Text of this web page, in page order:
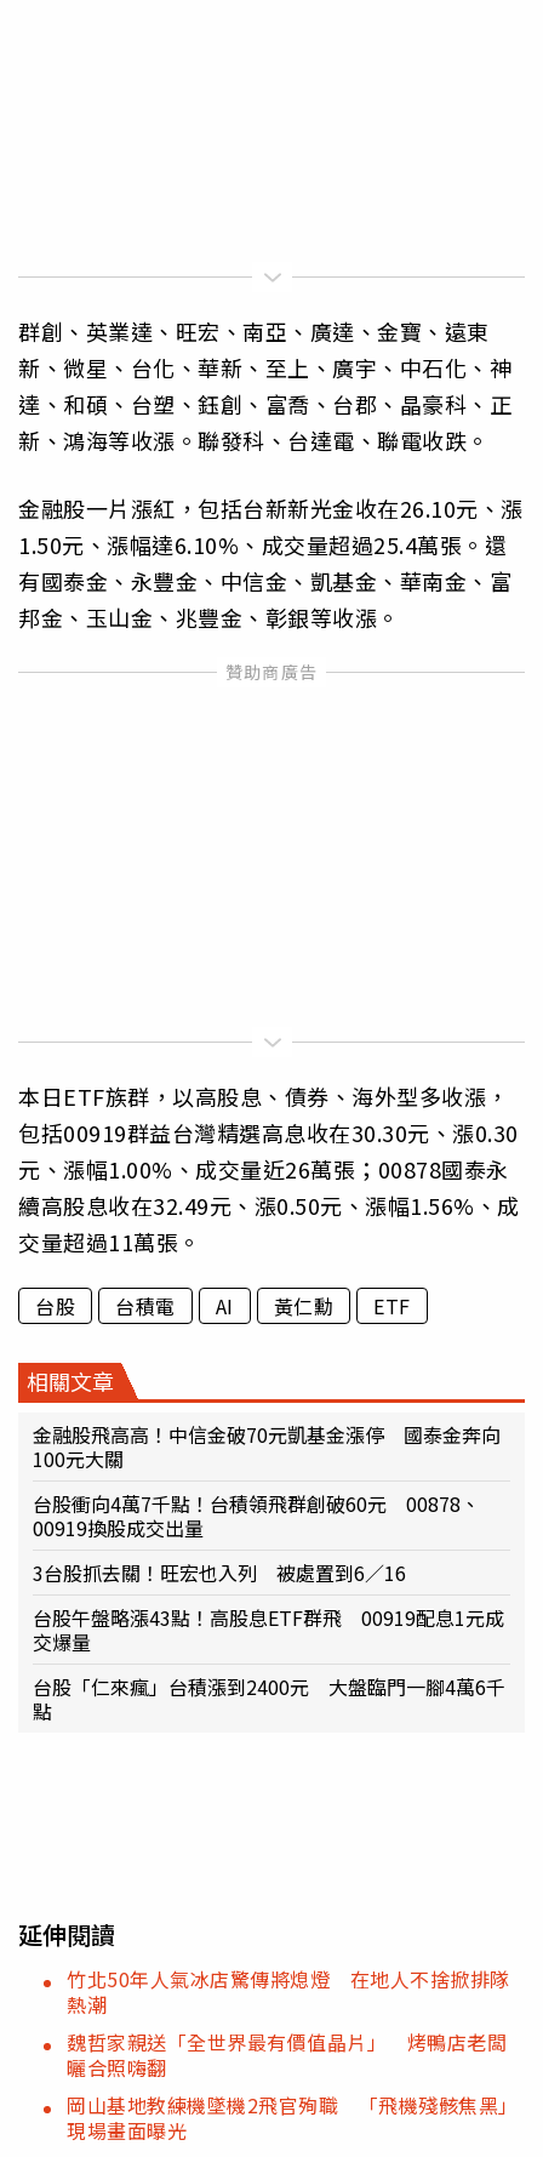
群創、英業達、旺宏、南亞、廣達、金寶、遠東
新、微星、台化、華新、至上、廣宇、中石化、神
達、和碩、台塑、鈺創、富喬、台郡、晶豪科、正
新、鴻海等收漲。聯發科、台達電、聯電收跌。
金融股一片漲紅，包括台新新光金收在26.10元、漲
1.50元、漲幅達6.10%、成交量超過25.4萬張。還
有國泰金、永豐金、中信金、凱基金、華南金、富
邦金、玉山金、兆豐金、彰銀等收漲。
本日ETF族群，以高股息、債券、海外型多收漲，
包括00919群益台灣精選高息收在30.30元、漲0.30
元、漲幅1.00%、成交量近26萬張；00878國泰永
續高股息收在32.49元、漲0.50元、漲幅1.56%、成
交量超過11萬張。
台股 台積電 AI 黃仁勳 ETF
相關文章
金融股飛高高！中信金破70元凱基金漲停 國泰金奔向
100元大關
台股衝向4萬7千點！台積領飛群創破60元 00878、
00919換股成交出量
3台股抓去關！旺宏也入列 被處置到6／16
台股午盤略漲43點！高股息ETF群飛 00919配息1元成
交爆量
台股「仁來瘋」台積漲到2400元 大盤臨門一腳4萬6千
點
延伸閱讀
竹北50年人氣冰店驚傳將熄燈 在地人不捨掀排隊
熱潮
魏哲家親送「全世界最有價值晶片」 烤鴨店老闆
曬合照嗨翻
岡山基地教練機墜機2飛官殉職 「飛機殘骸焦黑」
現場畫面曝光